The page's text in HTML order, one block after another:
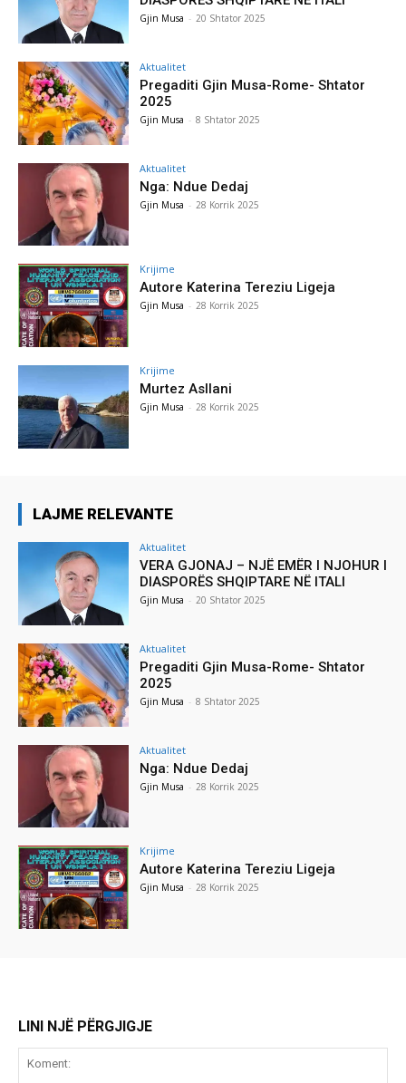
Gjin Musa - 20 Shtator 2025
Aktualitet
Pregaditi Gjin Musa-Rome- Shtator
2025
Gjin Musa - 8 Shtator 2025
Aktualitet
Nga: Ndue Dedaj
Gjin Musa - 28 Korrik 2025
Krijime
Autore Katerina Tereziu Ligeja
Gjin Musa - 28 Korrik 2025
Krijime
Murtez Asllani
Gjin Musa - 28 Korrik 2025
LAJME RELEVANTE
Aktualitet
VERA GJONAJ – NJË EMËR I NJOHUR I
DIASPORËS SHQIPTARE NË ITALI
Gjin Musa - 20 Shtator 2025
Aktualitet
Pregaditi Gjin Musa-Rome- Shtator
2025
Gjin Musa - 8 Shtator 2025
Aktualitet
Nga: Ndue Dedaj
Gjin Musa - 28 Korrik 2025
Krijime
Autore Katerina Tereziu Ligeja
Gjin Musa - 28 Korrik 2025
LINI NJË PËRGJIGJE